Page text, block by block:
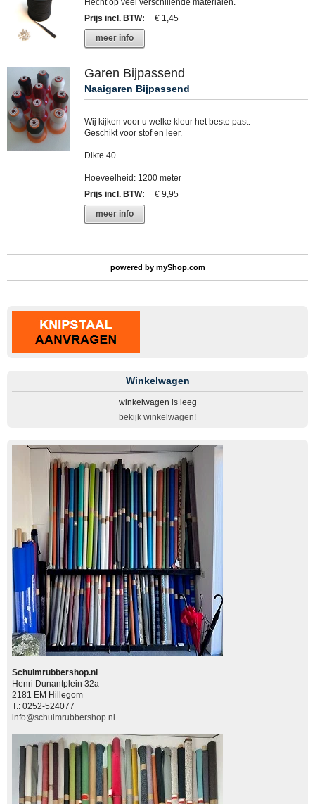
Hecht op veel verschillende materialen.
Prijs incl. BTW:
€ 1,45
meer info
Garen Bijpassend
Naaigaren Bijpassend
Wij kijken voor u welke kleur het beste past.
Geschikt voor stof en leer.
Dikte 40
Hoeveelheid: 1200 meter
Prijs incl. BTW:
€ 9,95
meer info
powered by myShop.com
Winkelwagen
winkelwagen is leeg
bekijk winkelwagen!
Schuimrubbershop.nl
Henri Dunantplein 32a
2181 EM Hillegom
T.: 0252-524077
info@schuimrubbershop.nl